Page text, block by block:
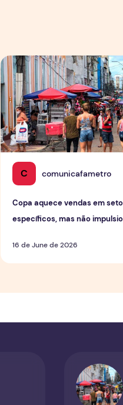
C comunicafametro
Copa aquece vendas em
específicos, mas não
16 de June de 2026
Copa aquece vendas em